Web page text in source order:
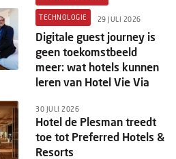
TECHNOLOGIE 29 JULI 2026
Digitale guest journey is
geen toekomstbeeld
meer: wat hotels kunnen
leren van Hotel Vie Via
30 JULI 2026
Hotel de Plesman treedt
toe tot Preferred Hotels &
Resorts